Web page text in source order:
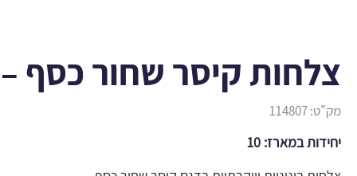
צלחות קיסר שחור כסף –
מק"ט:114807
יחידות במארז: 10